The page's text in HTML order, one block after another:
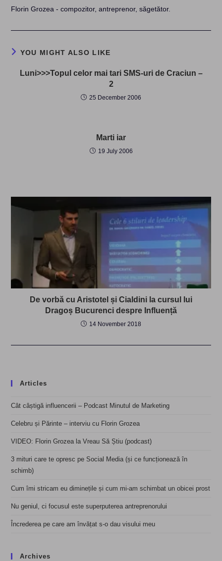
Florin Grozea - compozitor, antreprenor, săgetător.
YOU MIGHT ALSO LIKE
Luni>>>Topul celor mai tari SMS-uri de Craciun –
2
25 December 2006
Marti iar
19 July 2006
De vorbă cu Aristotel și Cialdini la cursul lui
Dragoș Bucurenci despre Influență
14 November 2018
Articles
Cât câștigă influencerii – Podcast Minutul de Marketing
Celebru și Părinte – interviu cu Florin Grozea
VIDEO: Florin Grozea la Vreau Să Știu (podcast)
3 mituri care te opresc pe Social Media (și ce funcționează în
schimb)
Cum îmi stricam eu diminețile și cum mi-am schimbat un obicei prost
Nu geniul, ci focusul este superputerea antreprenorului
Încrederea pe care am învățat s-o dau visului meu
Archives